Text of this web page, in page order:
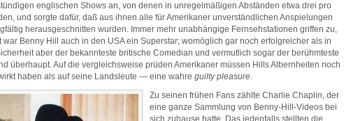
englischen Shows an, von denen in unregelmäßigen Abständen etwa drei pro
und sorgte dafür, daß aus ihnen alle für Amerikaner unverständlichen Anspielungen
herausgeschnitten wurden. Immer mehr unabhängige Fernsehstationen griffen zu,
war Benny Hill auch in den USA ein Superstar; womöglich gar noch erfolgreicher als in
aber der bekannteste britische Comedian und vermutlich sogar der berühmteste
überhaupt. Auf die vergleichsweise prüden Amerikaner müssen Hills Albernheiten noch
haben als auf seine Landsleute — eine wahre guilty pleasure.
Zu seinen frühen Fans zählte Charlie Chaplin, der
eine ganze Sammlung von Benny-Hill-Videos bei
sich zuhause hatte. Das jedenfalls stellten die